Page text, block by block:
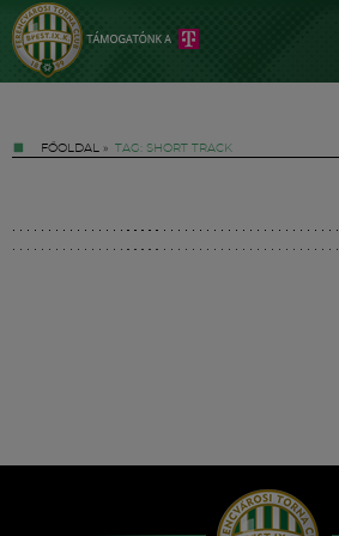
FŐOLDAL » TAG: SHORT TRACK
Hírek